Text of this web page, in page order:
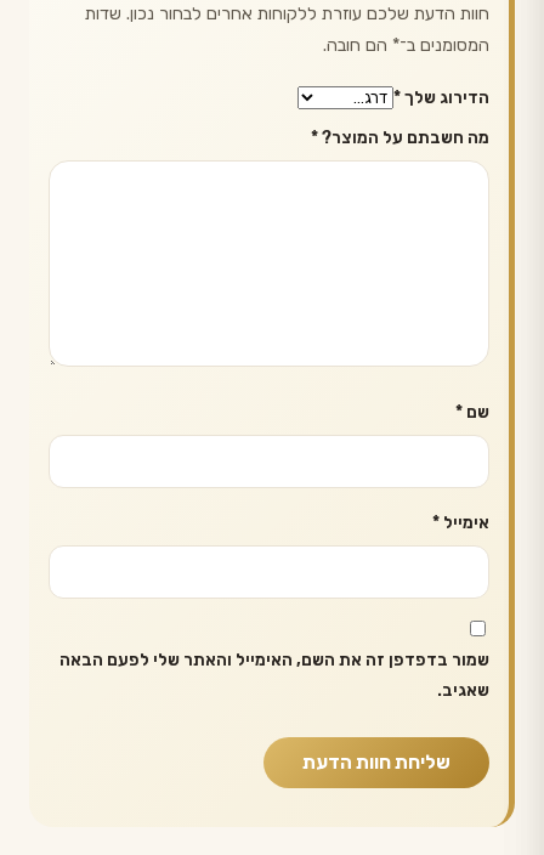
חוות הדעת שלכם עוזרת ללקוחות אחרים לבחור נכון. שדות
המסומנים ב־* הם חובה.
הדירוג שלך*
מה חשבתם על המוצר?*
שם *
אימייל *
שמור בדפדפן זה את השם, האימייל והאתר שלי לפעם הבאה
שאגיב.